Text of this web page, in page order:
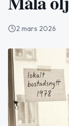
2 mars 2026